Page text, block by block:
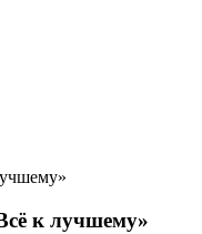
к лучшему»